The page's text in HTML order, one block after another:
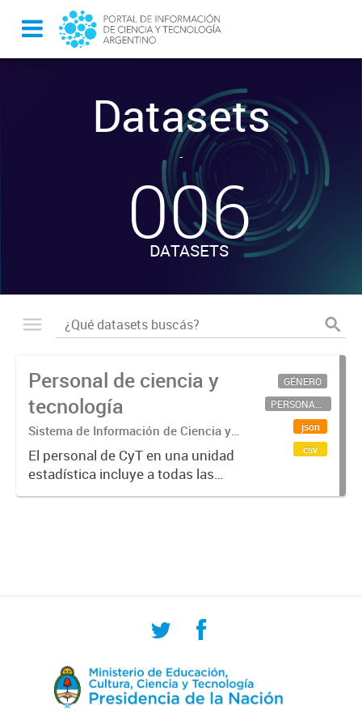
Datasets
-
006
DATASETS
Personal de ciencia y
tecnología
Sistema de Información de Ciencia y
Tecnología Argentino (SICYTAR)
El personal de CyT en una unidad
estadística incluye a todas las
personas involucradas
GÉNERO
PERSONAL CIENTÍFICO-TECNOLÓGICO
json
csv